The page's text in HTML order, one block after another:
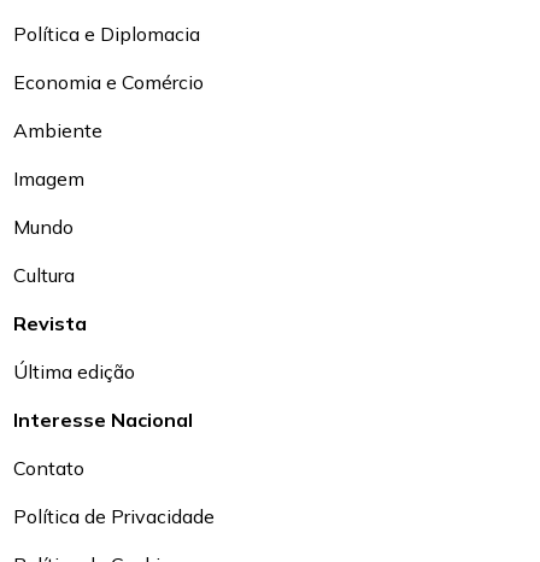
Política e Diplomacia
Economia e Comércio
Ambiente
Imagem
Mundo
Cultura
Revista
Última edição
Interesse Nacional
Contato
Política de Privacidade